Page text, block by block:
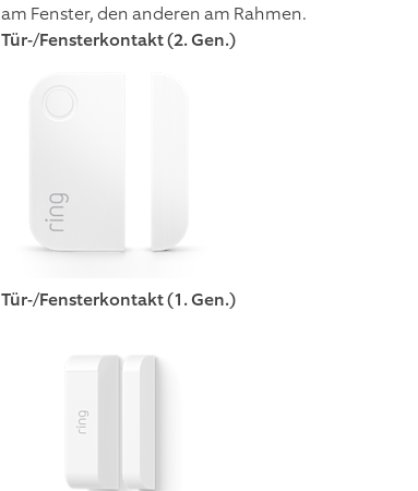
am Fenster, den anderen am Rahmen.
Tür-/Fensterkontakt (2. Gen.)
Tür-/Fensterkontakt (1. Gen.)